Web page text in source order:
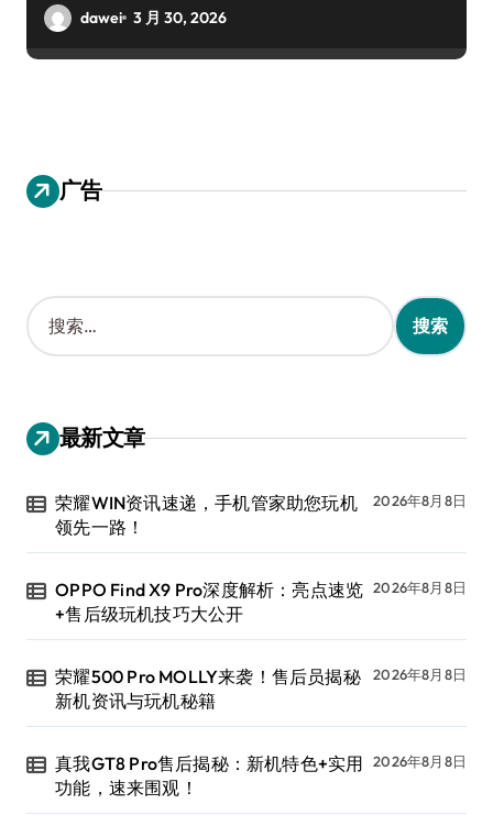
dawei 3 月 30, 2026
广告
搜
索
：
最新文章
荣耀WIN资讯速递，手机管家助您玩机
领先一路！
2026年8月8日
OPPO Find X9 Pro深度解析：亮点速览
+售后级玩机技巧大公开
2026年8月8日
荣耀500 Pro MOLLY来袭！售后员揭秘
新机资讯与玩机秘籍
2026年8月8日
真我GT8 Pro售后揭秘：新机特色+实用
功能，速来围观！
2026年8月8日